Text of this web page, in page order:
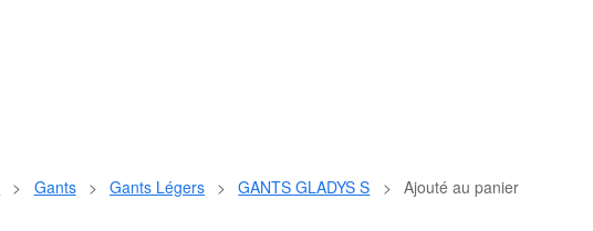
> Gants > Gants Légers > GANTS GLADYS S > Ajouté au panier